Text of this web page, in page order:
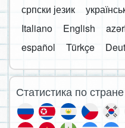
српски језик
Italiano
English
español
Türkçe
Статистика по